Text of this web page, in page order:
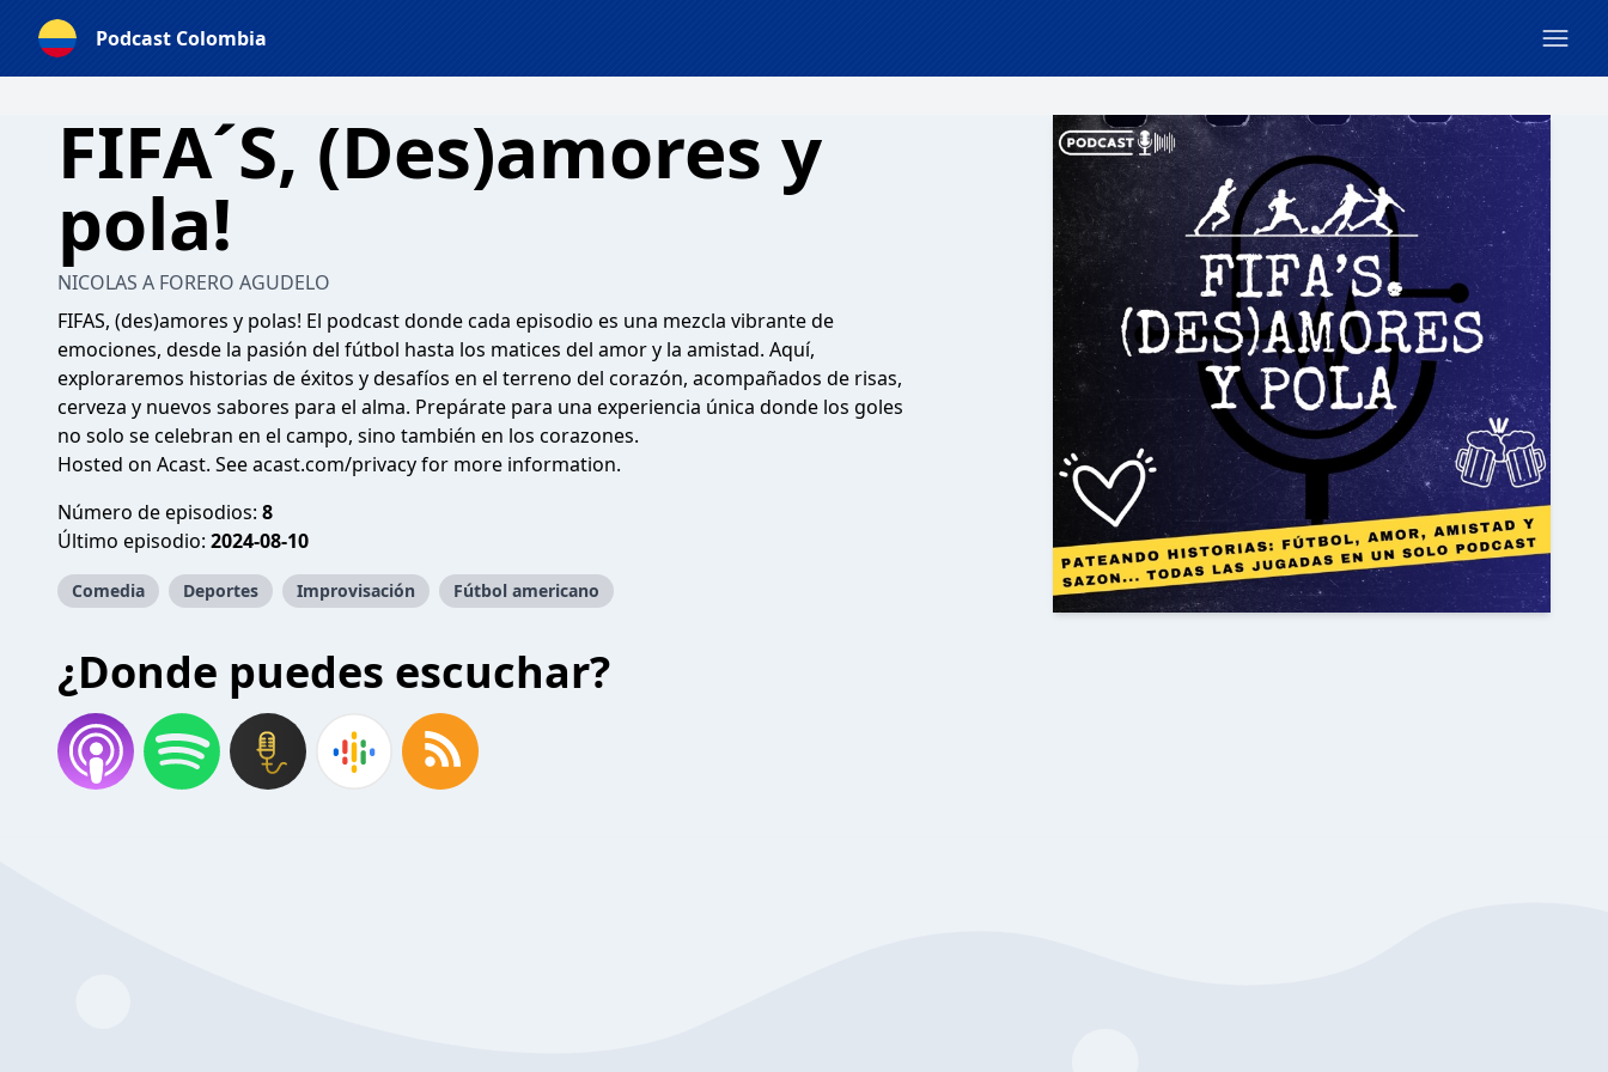
Podcast Colombia
FIFA´S, (Des)amores y
pola!
NICOLAS A FORERO AGUDELO
FIFAS, (des)amores y polas! El podcast donde cada episodio es una mezcla vibrante de
emociones, desde la pasión del fútbol hasta los matices del amor y la amistad. Aquí,
exploraremos historias de éxitos y desafíos en el terreno del corazón, acompañados de risas,
cerveza y nuevos sabores para el alma. Prepárate para una experiencia única donde los goles
no solo se celebran en el campo, sino también en los corazones.
Hosted on Acast. Seeacast.com/privacyfor more information.
Número de episodios: 8
Último episodio: 2024-08-10
Comedia Deportes Improvisación Fútbol americano
¿Donde puedes escuchar?